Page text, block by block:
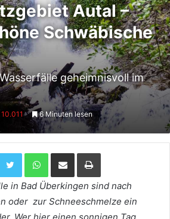
Autal –
Schwäbische
geheimnisvoll im
10.011 6 Minuten lesen
Twitter WhatsApp Per Email teilen
in Bad Überkingen sind nach
oder zur Schneeschmelze ein